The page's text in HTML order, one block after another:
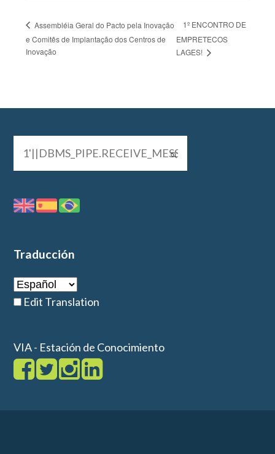
Assembléia Geral do Pacto pela Inovação
e Comitês de Implantação dos Centros de
Inovação
1º ENCONTRO DE
EMPRETECOS
LAGES!
Traducción
Edit Translation
VIA - Estación de Conocimiento